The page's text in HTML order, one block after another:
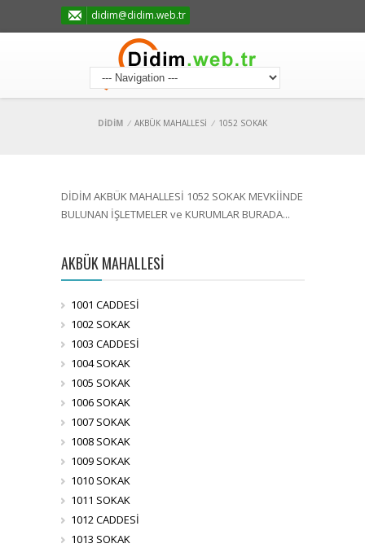
didim@didim.web.tr
DİDİM / AKBÜK MAHALLESİ / 1052 SOKAK
DİDİM AKBÜK MAHALLESİ 1052 SOKAK MEVKİİNDE
BULUNAN İŞLETMELER ve KURUMLAR BURADA...
AKBÜK MAHALLESİ
1001 CADDESİ
1002 SOKAK
1003 CADDESİ
1004 SOKAK
1005 SOKAK
1006 SOKAK
1007 SOKAK
1008 SOKAK
1009 SOKAK
1010 SOKAK
1011 SOKAK
1012 CADDESİ
1013 SOKAK